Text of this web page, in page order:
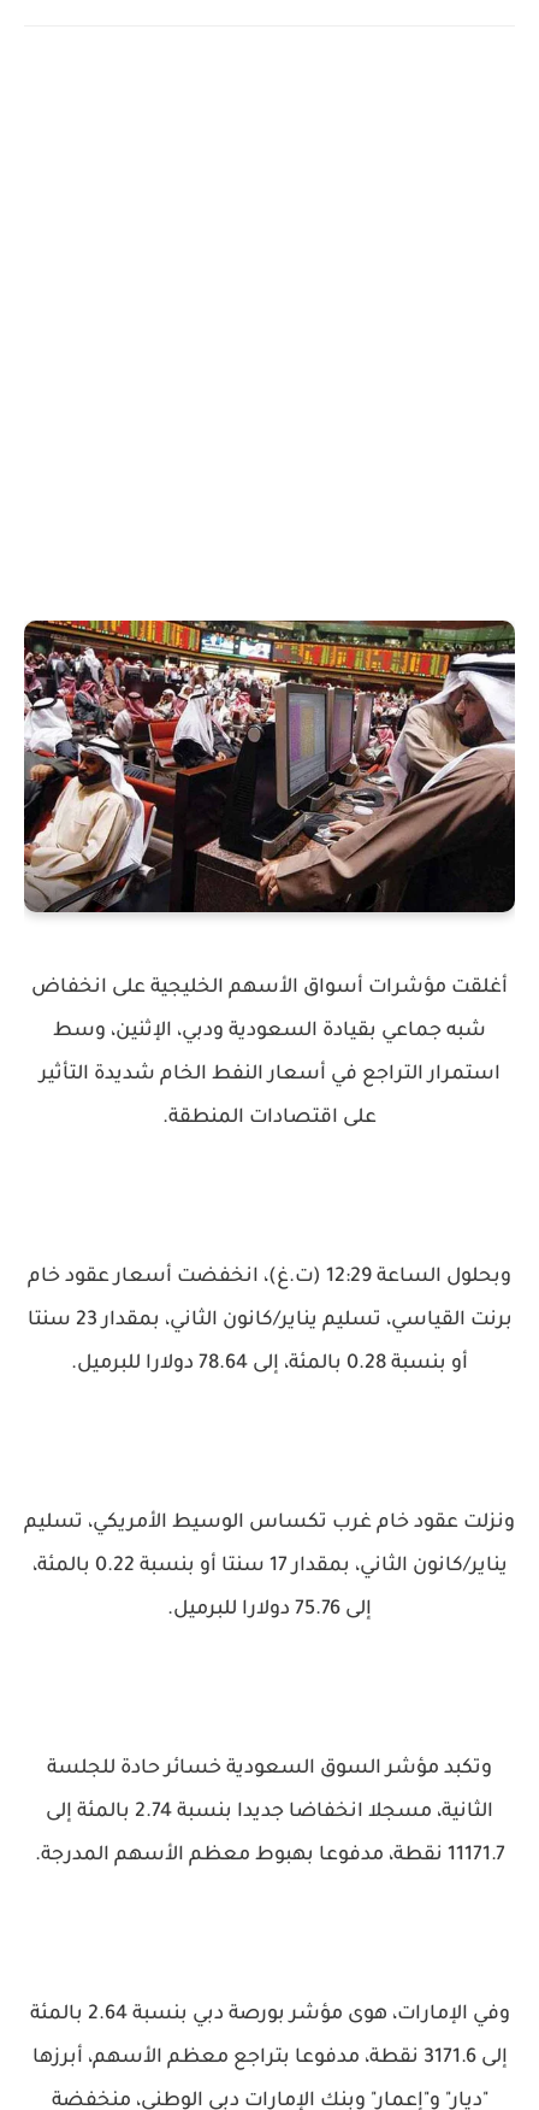
أغلقت مؤشرات أسواق الأسهم الخليجية على انخفاض
شبه جماعي بقيادة السعودية ودبي، الإثنين، وسط
استمرار التراجع في أسعار النفط الخام شديدة التأثير
على اقتصادات المنطقة.
وبحلول الساعة 12:29 (ت.غ)، انخفضت أسعار عقود خام
برنت القياسي، تسليم يناير/كانون الثاني، بمقدار 23 سنتا
أو بنسبة 0.28 بالمئة، إلى 78.64 دولارا للبرميل.
ونزلت عقود خام غرب تكساس الوسيط الأمريكي، تسليم
يناير/كانون الثاني، بمقدار 17 سنتا أو بنسبة 0.22 بالمئة،
إلى 75.76 دولارا للبرميل.
وتكبد مؤشر السوق السعودية خسائر حادة للجلسة
الثانية، مسجلا انخفاضا جديدا بنسبة 2.74 بالمئة إلى
11171.7 نقطة، مدفوعا بهبوط معظم الأسهم المدرجة.
وفي الإمارات، هوى مؤشر بورصة دبي بنسبة 2.64 بالمئة
إلى 3171.6 نقطة، مدفوعا بتراجع معظم الأسهم، أبرزها
"ديار" و"إعمار" وبنك الإمارات دبي الوطني، منخفضة